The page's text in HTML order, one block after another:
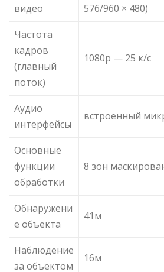
видео
576/960 × 480)
Частота
кадров
(главный
поток)
1080p — 25 к/с
Аудио
интерфейсы
встроенный
Основные
функции
обработки
8 зон
Обнаружени
е объекта
41м
Наблюдение
за объектом
16м